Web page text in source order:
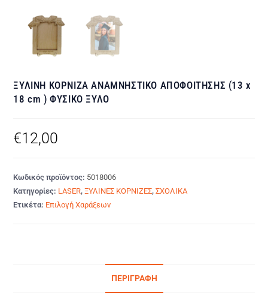
ΞΥΛΙΝΗ ΚΟΡΝΙΖΑ ΑΝΑΜΝΗΣΤΙΚΟ ΑΠΟΦΟΙΤΗΣΗΣ (13 x
18 cm ) ΦΥΣΙΚΟ ΞΥΛΟ
€12,00
Κωδικός προϊόντος: 5018006
Κατηγορίες: LASER,ΞΥΛΙΝΕΣ ΚΟΡΝΙΖΕΣ,ΣΧΟΛΙΚΑ
Ετικέτα: Επιλογή Χαράξεων
ΠΕΡΙΓΡΑΦΉ